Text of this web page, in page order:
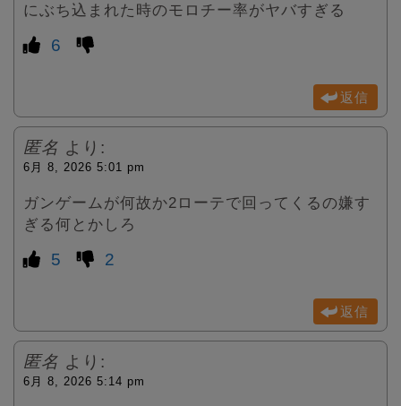
にぶち込まれた時のモロチー率がヤバすぎる
6
返信
匿名 より:
6月 8, 2026 5:01 pm
ガンゲームが何故か2ローテで回ってくるの嫌す
ぎる何とかしろ
5 2
返信
匿名 より:
6月 8, 2026 5:14 pm